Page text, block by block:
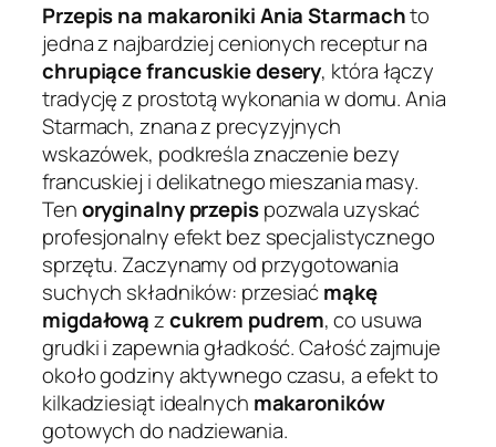
Przepis na makaroniki Ania Starmachto
jedna z najbardziej cenionych receptur na
chrupiące francuskie desery, która łączy
tradycję z prostotą wykonania w domu. Ania
Starmach, znana z precyzyjnych
wskazówek, podkreśla znaczenie bezy
francuskiej i delikatnego mieszania masy.
Tenoryginalny przepispozwala uzyskać
profesjonalny efekt bez specjalistycznego
sprzętu. Zaczynamy od przygotowania
suchych składników: przesiaćmąkę
migdałowązcukrem pudrem, co usuwa
grudki i zapewnia gładkość. Całość zajmuje
około godziny aktywnego czasu, a efekt to
kilkadziesiąt idealnych makaroników
gotowych do nadziewania.